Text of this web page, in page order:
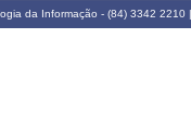
da Informação - (84) 3342